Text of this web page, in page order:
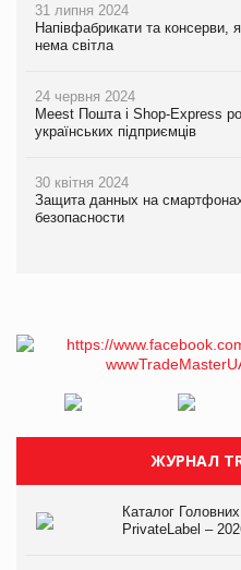
31 липня 2024
Напівфабрикати та консерви,
нема світла
24 червня 2024
Meest Пошта і Shop-Express
українських підприємців
30 квітня 2024
Защита данных на
безопасности
ЖУРНАЛ
Каталог
PrivateLabel –